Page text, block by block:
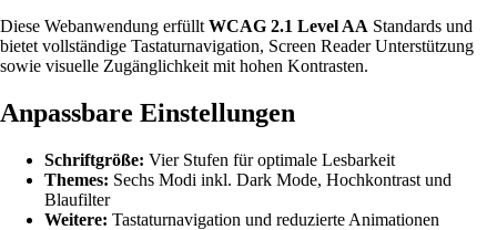
Diese Webanwendung erfüllt WCAG 2.1 Level AA Standards und
bietet vollständige Tastaturnavigation, Screen Reader Unterstützung
sowie visuelle Zugänglichkeit mit hohen Kontrasten.
Anpassbare Einstellungen
Schriftgröße: Vier Stufen für optimale Lesbarkeit
Themes: Sechs Modi inkl. Dark Mode, Hochkontrast und
Blaufilter
Weitere: Tastaturnavigation und reduzierte Animationen